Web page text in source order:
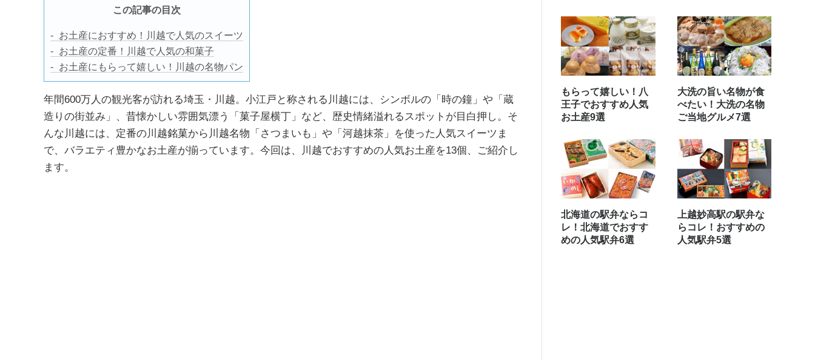
この記事の目次
お土産におすすめ！川越で人気のスイーツ
お土産の定番！川越で人気の和菓子
お土産にもらって嬉しい！川越の名物パン
年間600万人の観光客が訪れる埼玉・川越。小江戸と称される川越には、シンボルの「時の鐘」や「蔵
造りの街並み」、昔懐かしい雰囲気漂う「菓子屋横丁」など、歴史情緒溢れるスポットが目白押し。そ
んな川越には、定番の川越銘菓から川越名物「さつまいも」や「河越抹茶」を使った人気スイーツま
で、バラエティ豊かなお土産が揃っています。今回は、川越でおすすめの人気お土産を13個、ご紹介し
ます。
もらって嬉しい！八
王子でおすすめ人気
お土産9選
大洗の旨い名物が食
べたい！大洗の名物
ご当地グルメ7選
北海道の駅弁ならコ
レ！北海道でおすす
めの人気駅弁6選
上越妙高駅の駅弁な
らコレ！おすすめの
人気駅弁5選